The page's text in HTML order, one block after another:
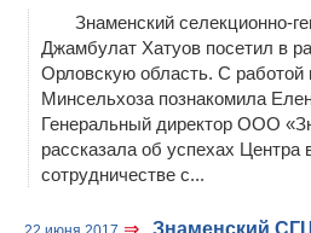
Знаменский селекционно-
Джамбулат Хатуов посетил в
Орловскую область. С работой
Минсельхоза познакомила
Генеральный директор ООО
рассказала об успехах Центра
сотрудничестве с...
⇒
Знаменский